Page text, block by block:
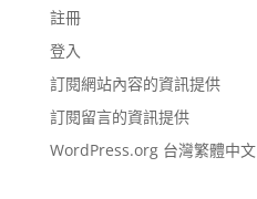
註冊
登入
訂閱網站內容的資訊提供
訂閱留言的資訊提供
WordPress.org 台灣繁體中文